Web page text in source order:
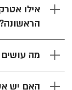
אילו
הראשונה?
מה
האם יש